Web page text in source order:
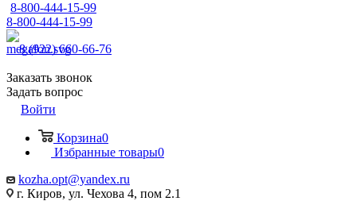
8-800-444-15-99
8-800-444-15-99
8 (922) 660-66-76
Заказать звонок
Задать вопрос
Войти
Корзина0
Избранные товары0
kozha.opt@yandex.ru
г. Киров, ул. Чехова 4, пом 2.1